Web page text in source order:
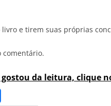
livro e tirem suas próprias
comentário.
gostou da leitura, clique